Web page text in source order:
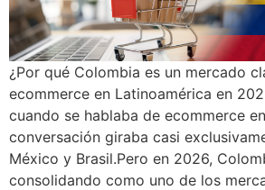
¿Por qué Colombia es un mercado
ecommerce en Latinoamérica en
cuando se hablaba de ecommerce
conversación giraba casi
México y Brasil.Pero en 2026,
consolidando como uno de los